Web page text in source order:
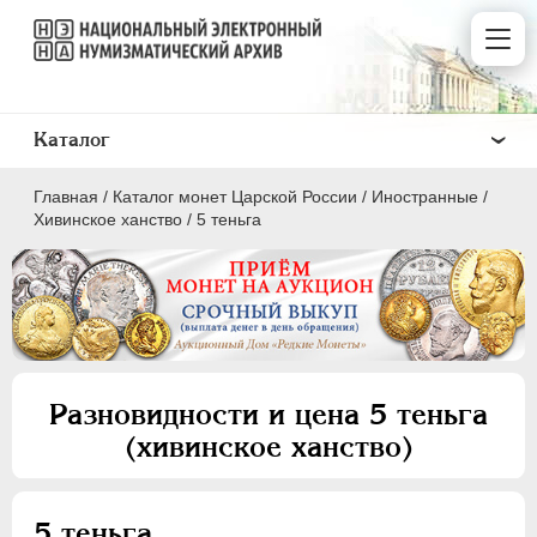
Главная / Каталог монет Царской России / Иностранные /
Хивинское ханство / 5 теньга
Разновидности и цена 5 теньга
(хивинское ханство)
Каталог
ПEТР I 1699 - 1725
ПЕТР II 1727-1729
АННА ИОАННОВНА 1730-1740